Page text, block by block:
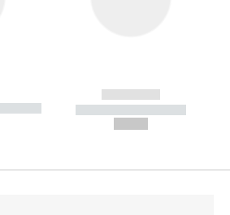
------------
----------- -----------